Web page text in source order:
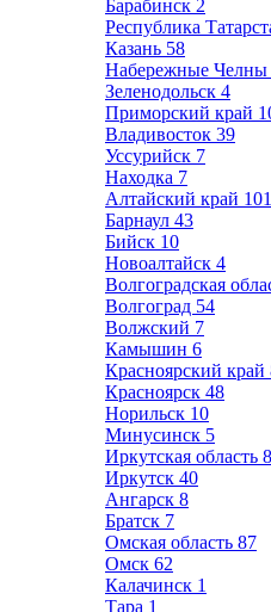
Барабинск 2
Республика
Казань 58
Набережные Челны
Зеленодольск 4
Приморский край
Владивосток 39
Уссурийск 7
Находка 7
Алтайский край 101
Барнаул 43
Бийск 10
Новоалтайск 4
Волгоградская
Волгоград 54
Волжский 7
Камышин 6
Красноярский край
Красноярск 48
Норильск 10
Минусинск 5
Иркутская область
Иркутск 40
Ангарск 8
Братск 7
Омская область 87
Омск 62
Калачинск 1
Тара 1